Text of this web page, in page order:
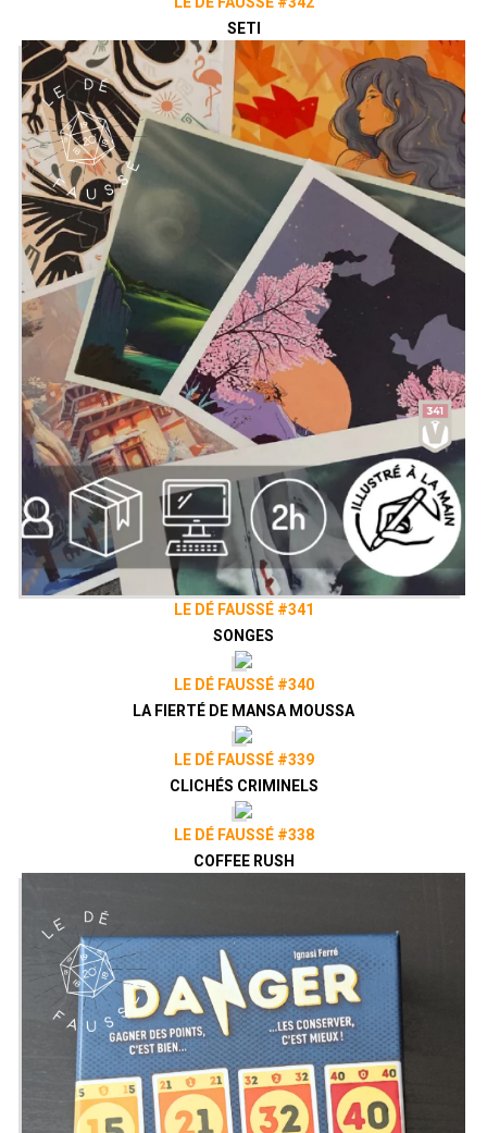
SETI
LE DÉ FAUSSÉ #341
SONGES
LE DÉ FAUSSÉ #340
LA FIERTÉ DE MANSA MOUSSA
LE DÉ FAUSSÉ #339
CLICHÉS CRIMINELS
LE DÉ FAUSSÉ #338
COFFEE RUSH